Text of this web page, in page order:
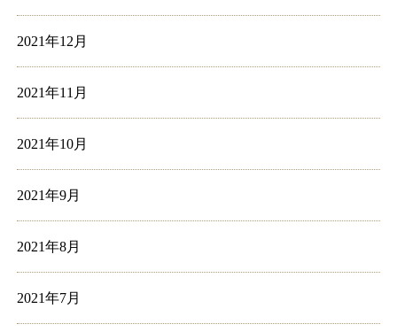
2021年12月
2021年11月
2021年10月
2021年9月
2021年8月
2021年7月